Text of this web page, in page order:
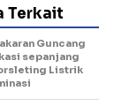
Terkait
Guncang
sepanjang
Listrik